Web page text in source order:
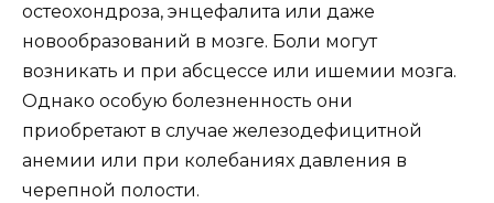
остеохондроза, энцефалита или даже
новообразований в мозге. Боли могут
возникать и при абсцессе или ишемии мозга.
Однако особую болезненность они
приобретают в случае железодефицитной
анемии или при колебаниях давления в
черепной полости.